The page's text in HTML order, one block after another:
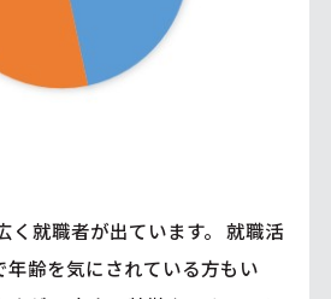
く就職者が出ています。 就職活
齢を気にされている方もい